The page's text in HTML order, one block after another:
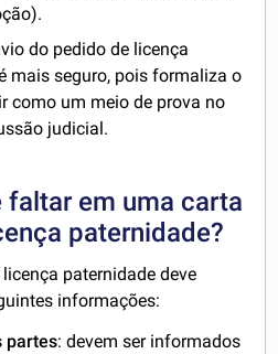
do pedido de licença
mais seguro, pois formaliza o
como um meio de prova no
judicial.
faltar em uma carta
paternidade?
paternidade deve
informações:
partes: devem ser informados